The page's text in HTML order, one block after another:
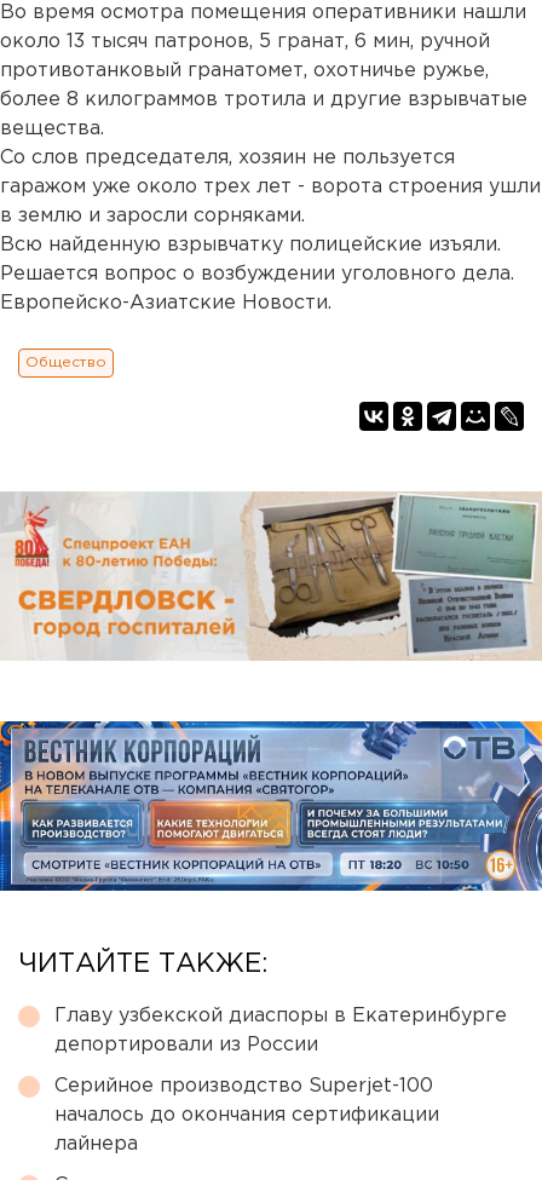
Во время осмотра помещения оперативники нашли
около 13 тысяч патронов, 5 гранат, 6 мин, ручной
противотанковый гранатомет, охотничье ружье,
более 8 килограммов тротила и другие взрывчатые
вещества.
Со слов председателя, хозяин не пользуется
гаражом уже около трех лет - ворота строения ушли
в землю и заросли сорняками.
Всю найденную взрывчатку полицейские изъяли.
Решается вопрос о возбуждении уголовного дела.
Европейско-Азиатские Новости.
Общество
ЧИТАЙТЕ ТАКЖЕ:
Главу узбекской диаспоры в Екатеринбурге
депортировали из России
Серийное производство Superjet-100
началось до окончания сертификации
лайнера